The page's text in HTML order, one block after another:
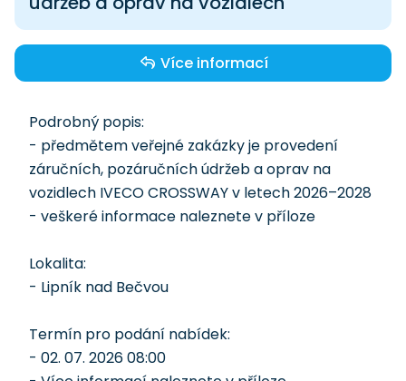
Více informací
Podrobný popis:
- předmětem veřejné zakázky je provedení
záručních, pozáručních údržeb a oprav na
vozidlech IVECO CROSSWAY v letech 2026–2028
- veškeré informace naleznete v příloze
Lokalita:
- Lipník nad Bečvou
Termín pro podání nabídek:
- 02. 07. 2026 08:00